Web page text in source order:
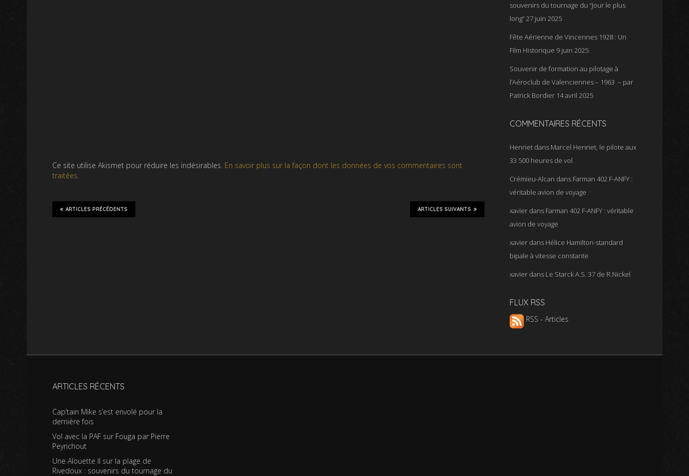
Ce site utilise Akismet pour réduire les indésirables. En savoir plus sur la façon dont les données de vos commentaires sont
traitées.
ARTICLES SUIVANTS
ARTICLES PRÉCÉDENTS
souvenirs du tournage du “Jour le plus
long”27 juin 2025
Fête Aérienne de Vincennes 1928 : Un
Film Historique 9 juin 2025
Souvenir de formation au pilotage à
l’Aéroclub de Valenciennes – 1963 – par
Patrick Bordier 14 avril 2025
COMMENTAIRES RÉCENTS
Henriet dans Marcel Henriet, le pilote aux
33 500 heures de vol
Crémieu-Alcan dans Farman 402 F-ANFY :
véritable avion de voyage
xavier dans Farman 402 F-ANFY : véritable
avion de voyage
xavier dans Hélice Hamilton-standard
bipale à vitesse constante
xavier dans Le Starck A.S. 37 de R.Nickel
FLUX RSS
RSS - Articles
ARTICLES RÉCENTS
Cap’tain Mike s’est envolé pour la
dernière fois
Vol avec la PAF sur Fouga par Pierre
Peyrichout
Une Alouette II sur la plage de
Rivedoux : souvenirs du tournage du